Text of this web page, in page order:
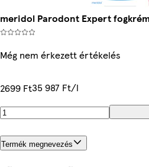
meridol Parodont Expert
Még nem érkezett értékelés
2699 Ft35 987 Ft/l
Termék megnevezés